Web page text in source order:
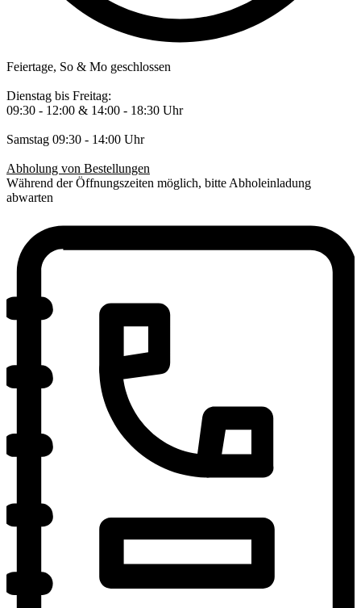
Feiertage, So & Mo geschlossen
Dienstag bis Freitag:
09:30 - 12:00 & 14:00 - 18:30 Uhr
Samstag 09:30 - 14:00 Uhr
Abholung von Bestellungen
Während der Öffnungszeiten möglich, bitte Abholeinladung
abwarten